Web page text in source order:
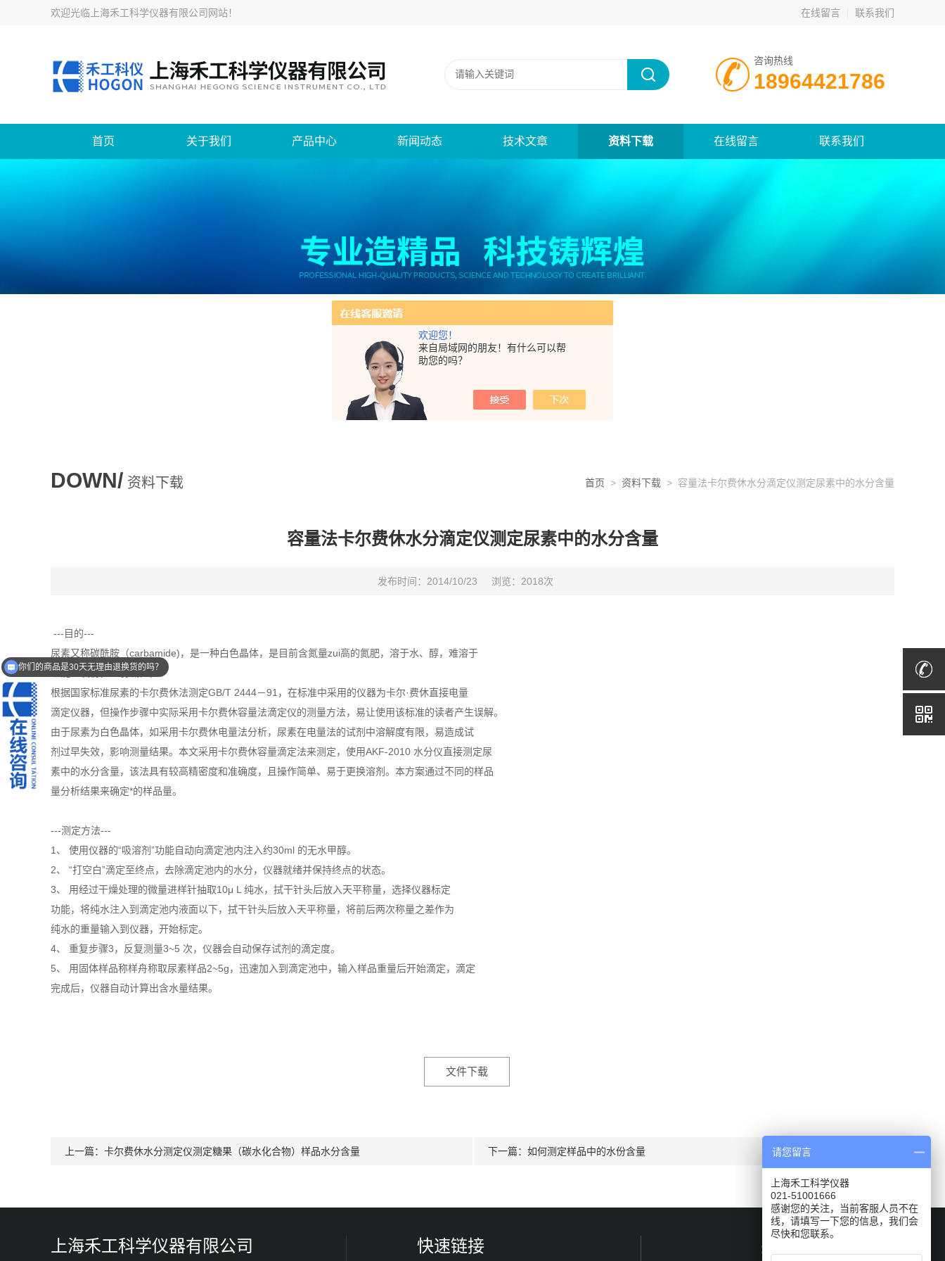
欢迎您！
来自局域网的朋友！有什么可以帮
助您的吗？
欢迎光临 上海禾工科学仪器有限公司网站！ 在线留言 联系我们
咨询热线
18964421786
首页 关于我们 产品中心 新闻动态 技术文章 资料下载 在线留言 联系我们
DOWN/ 资料下载 首页 > 资料下载 > 容量法卡尔费休水分滴定仪测定尿素中的水分含量
容量法卡尔费休水分滴定仪测定尿素中的水分含量
发布时间：2014/10/23 浏览：2018次
---目的---
尿素又称碳酰胺（carbamide)，是一种白色晶体，是目前含氮量zui高的氮肥，溶于水、醇，难溶于
乙醚、氯仿，呈弱碱性。
根据国家标准尿素的卡尔费休法测定GB/T 2444－91，在标准中采用的仪器为卡尔·费休直接电量
滴定仪器，但操作步骤中实际采用卡尔费休容量法滴定仪的测量方法，易让使用该标准的读者产生误解。
由于尿素为白色晶体，如采用卡尔费休电量法分析，尿素在电量法的试剂中溶解度有限，易造成试
剂过早失效，影响测量结果。本文采用卡尔费休容量滴定法来测定，使用AKF-2010 水分仪直接测定尿
素中的水分含量，该法具有较高精密度和准确度，且操作简单、易于更换溶剂。本方案通过不同的样品
量分析结果来确定*的样品量。
---测定方法---
1、 使用仪器的“吸溶剂”功能自动向滴定池内注入约30ml 的无水甲醇。
2、 “打空白”滴定至终点，去除滴定池内的水分，仪器就绪并保持终点的状态。
3、 用经过干燥处理的微量进样针抽取10μ L 纯水，拭干针头后放入天平称量，选择仪器标定
功能，将纯水注入到滴定池内液面以下，拭干针头后放入天平称量，将前后两次称量之差作为
纯水的重量输入到仪器，开始标定。
4、 重复步骤3，反复测量3~5 次，仪器会自动保存试剂的滴定度。
5、 用固体样品称样舟称取尿素样品2~5g，迅速加入到滴定池中，输入样品重量后开始滴定，滴定
完成后，仪器自动计算出含水量结果。
文件下载
上一篇： 卡尔费休水分测定仪测定糖果（碳水化合物）样品水分含量 下一篇： 如何测定样品中的水份含量
上海禾工科学仪器有限公司 快速链接 关注我们
你们的商品是30天无理由退换货的吗？
请您留言
上海禾工科学仪器
021-51001666
感谢您的关注，当前客服人员不在
线，请填写一下您的信息，我们会
尽快和您联系。